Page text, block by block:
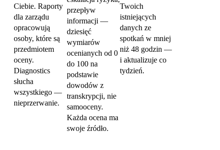
Ciebie. Raporty
dla zarządu
opracowują
osoby, które są
przedmiotem
oceny.
Diagnostics
słucha
wszystkiego —
nieprzerwanie.
przepływ
informacji —
dziesięć
wymiarów
ocenianych od 0
do 100 na
podstawie
dowodów z
transkrypcji, nie
samooceny.
Każda ocena ma
swoje źródło.
Twoich
istniejących
danych ze
spotkań w mniej
niż 48 godzin —
i aktualizuje co
tydzień.